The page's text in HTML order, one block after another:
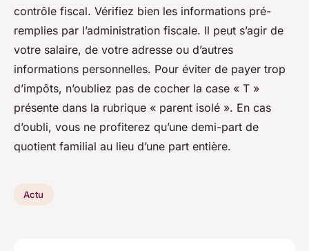
contrôle fiscal. Vérifiez bien les informations pré-
remplies par l’administration fiscale. Il peut s’agir de
votre salaire, de votre adresse ou d’autres
informations personnelles. Pour éviter de payer trop
d’impôts, n’oubliez pas de cocher la case « T »
présente dans la rubrique « parent isolé ». En cas
d’oubli, vous ne profiterez qu’une demi-part de
quotient familial au lieu d’une part entière.
Actu